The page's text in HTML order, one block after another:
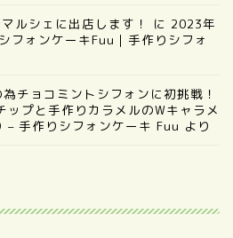
ルシェに出店します！ に 2023年
フォンケーキFuu｜手作りシフォ
チョコミントシフォンに初挑戦！
ップと手作りカラメルのWキャラメ
– 手作りシフォンケーキ Fuu より